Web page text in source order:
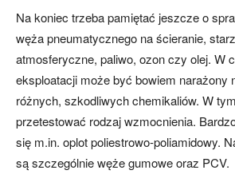
Na koniec trzeba pamiętać jeszcze o
węża pneumatycznego na ścieranie,
atmosferyczne, paliwo, ozon czy olej. W
eksploatacji może być bowiem narażony
różnych, szkodliwych chemikaliów. W
przetestować rodzaj wzmocnienia.
się m.in. oplot poliestrowo-poliamidowy.
są szczególnie węże gumowe oraz PCV.